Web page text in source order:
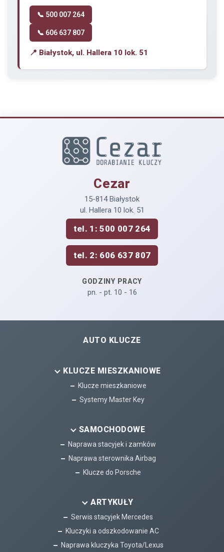
📞 500 007 264
📞 606 637 807
📍 Białystok, ul. Hallera 10 lok. 51
Cezar
15-814 Białystok
ul. Hallera 10 lok. 51
tel. 1: 500 007 264
tel. 2: 606 637 807
GODZINY PRACY
pn. - pt. 10 - 16
AUTO KLUCZE
KLUCZE MIESZKANIOWE
Klucze mieszkaniowe
Systemy Master Key
SAMOCHODOWE
Naprawa stacyjek i zamków
Naprawa sterownika Airbag
Klucze do Porsche
ARTYKUŁY
Serwis stacyjek Mercedes
Kluczyki a odszkodowanie AC
Naprawa kluczyka Toyota/Lexus